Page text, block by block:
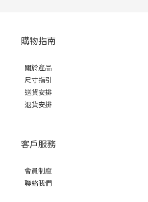
購物指南
關於產品
尺寸指引
送貨安排
退貨安排
客戶服務
會員制度
聯絡我們